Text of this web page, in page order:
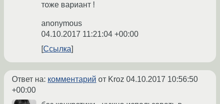
тоже вариант !
anonymous
04.10.2017 11:21:04 +00:00
Ссылка
Ответ на: комментарий от Kroz 04.10.2017 10:56:50
+00:00